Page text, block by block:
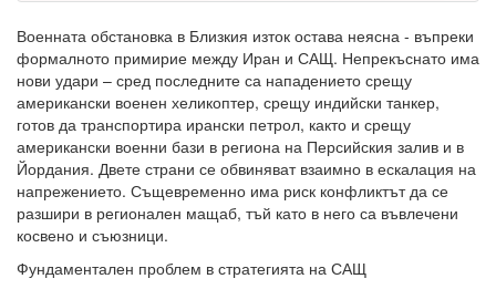
Военната обстановка в Близкия изток остава неясна - въпреки
формалното примирие между Иран и САЩ. Непрекъснато има
нови удари – сред последните са нападението срещу
американски военен хеликоптер, срещу индийски танкер,
готов да транспортира ирански петрол, както и срещу
американски военни бази в региона на Персийския залив и в
Йордания. Двете страни се обвиняват взаимно в ескалация на
напрежението. Същевременно има риск конфликтът да се
разшири в регионален мащаб, тъй като в него са въвлечени
косвено и съюзници.
Фундаментален проблем в стратегията на САЩ